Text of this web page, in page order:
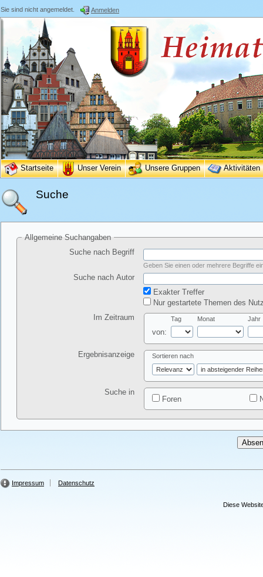
Sie sind nicht angemeldet. Anmelden
Startseite Unser Verein Unsere Gruppen Aktivitäten
Suche
Allgemeine Suchangaben
Suche nach Begriff
Geben Sie einen oder mehrere Begriffe
Suche nach Autor
Exakter Treffer
Nur gestartete Themen des
Im Zeitraum
von:
Tag Monat Jahr
Ergebnisanzeige Sortieren nach
Suche in
Foren
Impressum Datenschutz
Diese